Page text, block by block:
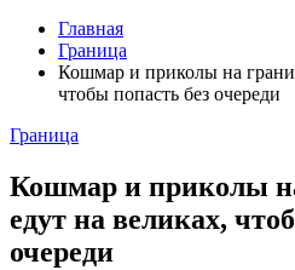
Главная
Граница
Кошмар и приколы на
чтобы попасть без очереди
Граница
Кошмар и приколы
едут на великах,
очереди